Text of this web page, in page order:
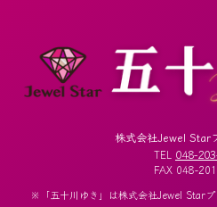
株式会社Jewel Star
TEL 048-
FAX 048-
※「五十川ゆき」は株式会社Jewel Starプ